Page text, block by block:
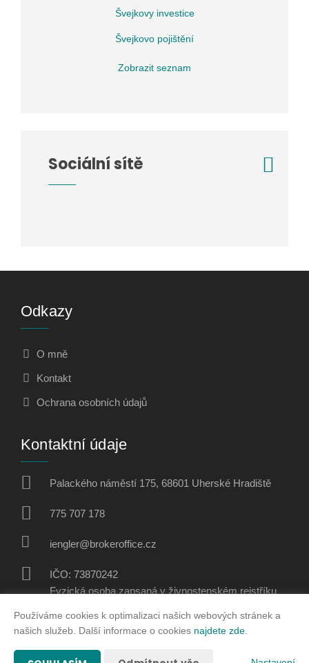
Švejkovy investice
Švejkovo pojištění
Zobrazit seznam
Sociální sítě
Odkazy
O mně
Kontakt
Ochrana osobních údajů
Kontaktní údaje
Palackého náměstí 175, 68601 Uherské Hradiště
775 707 178
iengler@brokeroffice.cz
IČO: 73870242
Fyzická osoba zapsaná v živnostenském rejstříku
Sociální sítě
Používáme cookies k optimalizaci našich webových stránek a
našich služeb. Další informace o cookies najdete zde